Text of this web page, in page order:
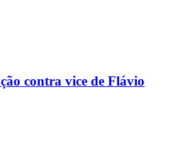
contra vice de Flávio